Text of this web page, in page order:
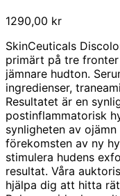
1290,00 kr
SkinCeuticals
primärt på tre
jämnare hudton.
ingredienser,
Resultatet är en
postinflammatorisk
synligheten av
förekomsten av ny
stimulera hudens
resultat. Våra
hjälpa dig att hitta